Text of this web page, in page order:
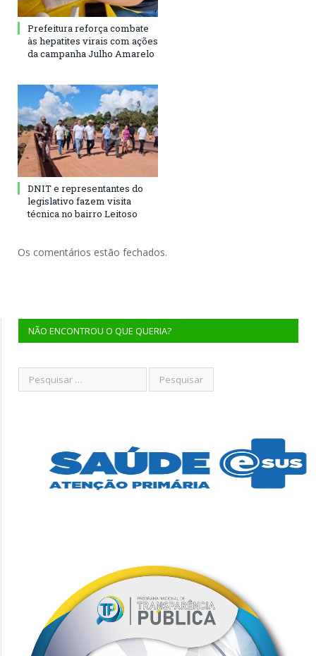
Prefeitura reforça combate
às hepatites virais com ações
da campanha Julho Amarelo
DNIT e representantes do
legislativo fazem visita
técnica no bairro Leitoso
Os comentários estão fechados.
NÃO ENCONTROU O QUE QUERIA?